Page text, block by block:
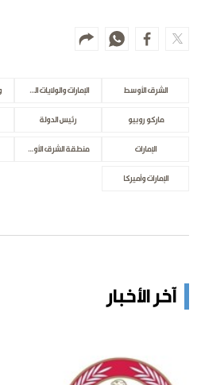
الشرق الأوسط الإمارات والولايات المتحدة
ماركو روبيو رئيس الدولة
الإمارات منطقة الشرق الأوسط
الإمارات وأميركا
آخر الأخبار